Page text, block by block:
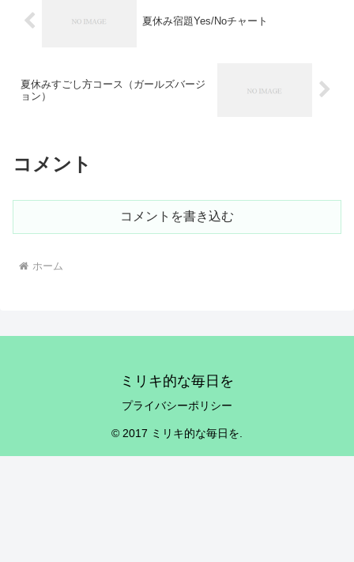
夏休み宿題Yes/Noチャート
夏休みすごし方コース（ガールズバージ
ョン）
コメント
コメントを書き込む
ホーム
ミリキ的な毎日を
プライバシーポリシー
© 2017 ミリキ的な毎日を.